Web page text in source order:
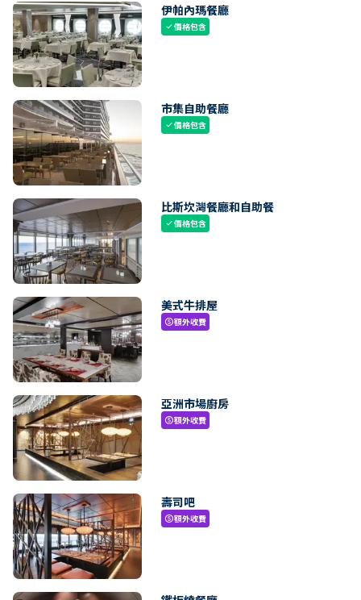
伊帕內瑪餐廳
check價格包含
市集自助餐廳
check價格包含
比斯坎灣餐廳和自助餐
check價格包含
美式牛排屋
paid額外收費
亞洲市場廚房
paid額外收費
壽司吧
paid額外收費